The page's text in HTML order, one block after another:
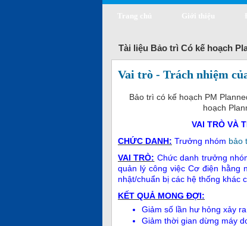
Tài liệu Bảo trì Có kế hoạch
Vai trò - Trách nhiệm
Bảo trì có kế hoạch PM
hoạch
VAI TRÒ VÀ
CHỨC DANH: Trưởng nhóm bảo
VAI TRÒ: Chức danh trưởng
quản lý công việc Cơ điện hằng
nhật/chuẩn bị các hệ thống khác
KẾT QUẢ MONG ĐỢI:
Giảm số lần hư hỏng xảy
Giảm thời gian dừng máy